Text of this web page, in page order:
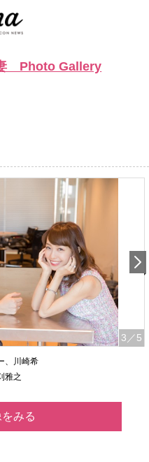
Photo Gallery
3 ／5
、川崎希
雅之
みる